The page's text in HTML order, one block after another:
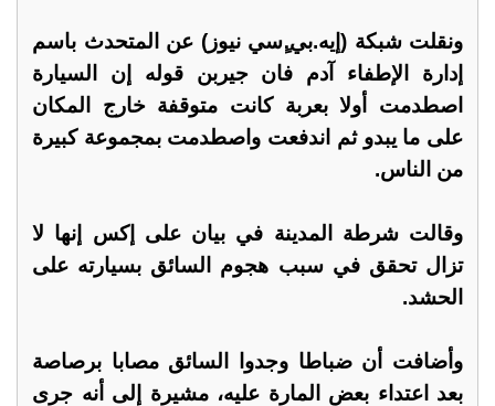
ونقلت شبكة (إيه.بي.ٍسي نيوز) عن المتحدث باسم
إدارة الإطفاء آدم فان جيربن قوله إن السيارة
اصطدمت أولا بعربة كانت متوقفة خارج المكان
على ما يبدو ثم اندفعت واصطدمت بمجموعة كبيرة
من الناس.
وقالت شرطة المدينة في بيان على إكس إنها لا
تزال تحقق في سبب هجوم السائق بسيارته على
الحشد.
وأضافت أن ضباطا وجدوا السائق مصابا برصاصة
بعد اعتداء بعض المارة عليه، مشيرة إلى أنه جرى